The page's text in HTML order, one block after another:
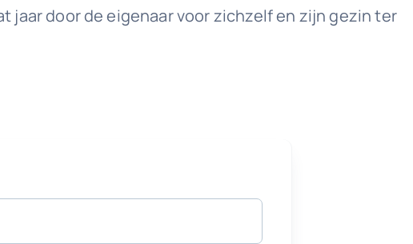
jaar door de eigenaar voor zichzelf en zijn gezin ter